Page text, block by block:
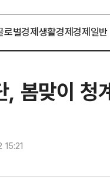
로벌경제생활경제경제일반
, 봄맞이 청
15:21